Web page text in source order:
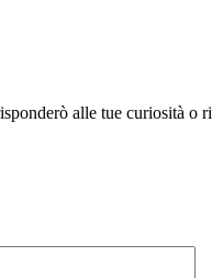
alle tue curiosità o